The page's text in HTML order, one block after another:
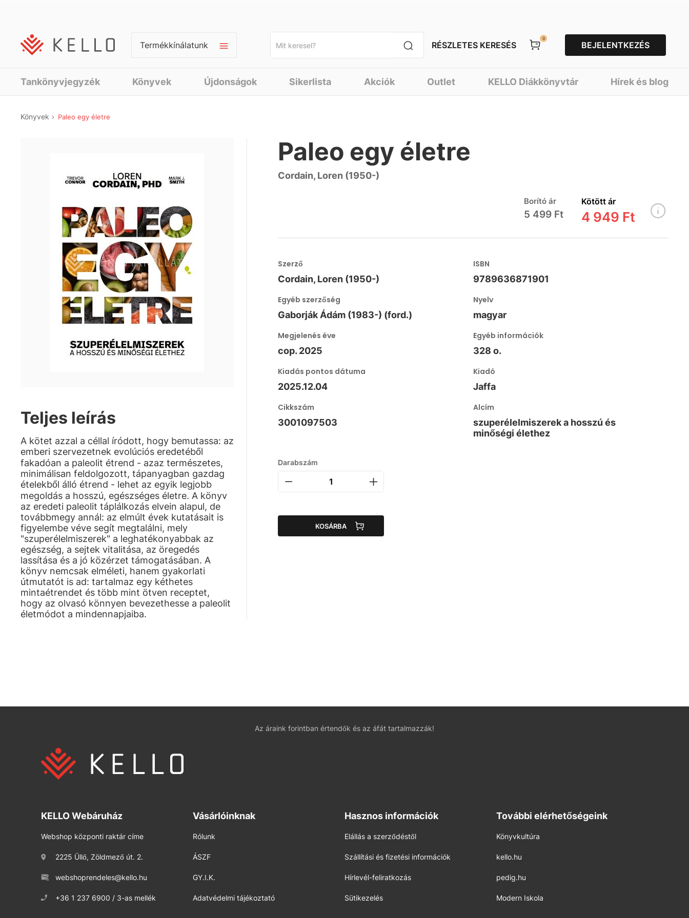
Termékkínálatunk RÉSZLETES KERESÉS
0
BEJELENTKEZÉS
Tankönyvjegyzék Könyvek Újdonságok Sikerlista Akciók Outlet KELLO Diákkönyvtár Hírek és blog
Könyvek Paleo egy életre
Teljes leírás
A kötet azzal a céllal íródott, hogy bemutassa: az
emberi szervezetnek evolúciós eredetéből
fakadóan a paleolit étrend - azaz természetes,
minimálisan feldolgozott, tápanyagban gazdag
ételekből álló étrend - lehet az egyik legjobb
megoldás a hosszú, egészséges életre. A könyv
az eredeti paleolit táplálkozás elvein alapul, de
továbbmegy annál: az elmúlt évek kutatásait is
figyelembe véve segít megtalálni, mely
"szuperélelmiszerek" a leghatékonyabbak az
egészség, a sejtek vitalitása, az öregedés
lassítása és a jó közérzet támogatásában. A
könyv nemcsak elméleti, hanem gyakorlati
útmutatót is ad: tartalmaz egy kéthetes
mintaétrendet és több mint ötven receptet,
hogy az olvasó könnyen bevezethesse a paleolit
életmódot a mindennapjaiba.
Paleo egy életre
Cordain, Loren (1950-)
Borító ár
5 499 Ft
Kötött ár
4 949 Ft
Szerző
Cordain, Loren (1950-)
ISBN
9789636871901
Egyéb szerzőség
Gaborják Ádám (1983-) (ford.)
Nyelv
magyar
Megjelenés éve
cop. 2025
Egyéb információk
328 o.
Kiadás pontos dátuma
2025.12.04
Kiadó
Jaffa
Cikkszám
3001097503
Alcím
szuperélelmiszerek a hosszú és
minőségi élethez
Darabszám
KOSÁRBA
Az áraink forintban értendők és az áfát tartalmazzák!
KELLO Webáruház
Webshop központi raktár címe
2225 Üllő, Zöldmező út. 2.
webshoprendeles@kello.hu
+36 1 237 6900 / 3-as mellék
Vásárlóinknak
Rólunk
ÁSZF
GY.I.K.
Adatvédelmi tájékoztató
Hasznos információk
Elállás a szerződéstől
Szállítási és fizetési információk
Hírlevél-feliratkozás
Sütikezelés
További elérhetőségeink
Könyvkultúra
kello.hu
pedig.hu
Modern Iskola